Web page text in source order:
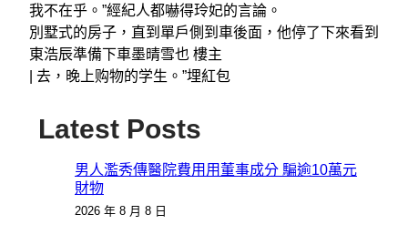
我不在乎。”經紀人都嚇得玲妃的言論。
別墅式的房子，直到單戶側到車後面，他停了下來看到
東浩辰準備下車墨晴雪也 樓主
去，晚上购物的学生。”埋紅包
Latest Posts
男人濫秀傳醫院費用用董事成分 騙逾10萬元
財物
2026 年 8 月 8 日